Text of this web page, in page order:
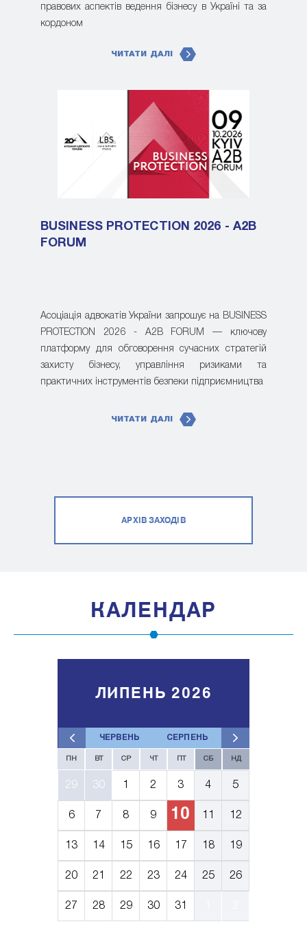
правових аспектів ведення бізнесу в Україні та за
кордоном
ЧИТАТИ ДАЛІ
BUSINESS PROTECTION 2026 - A2B
FORUM
Асоціація адвокатів України запрошує на BUSINESS
PROTECTION 2026 - A2B FORUM — ключову
платформу для обговорення сучасних стратегій
захисту бізнесу, управління ризиками та
практичних інструментів безпеки підприємництва
ЧИТАТИ ДАЛІ
АРХІВ ЗАХОДІВ
КАЛЕНДАР
ЧЕРВЕНЬ СЕРПЕНЬ
ЛИПЕНЬ 2026
ПН ВТ СР ЧТ ПТ СБ НД
29 30 1 2 3 4 5
6 7 8 9 10 11 12
13 14 15 16 17 18 19
20 21 22 23 24 25 26
27 28 29 30 31